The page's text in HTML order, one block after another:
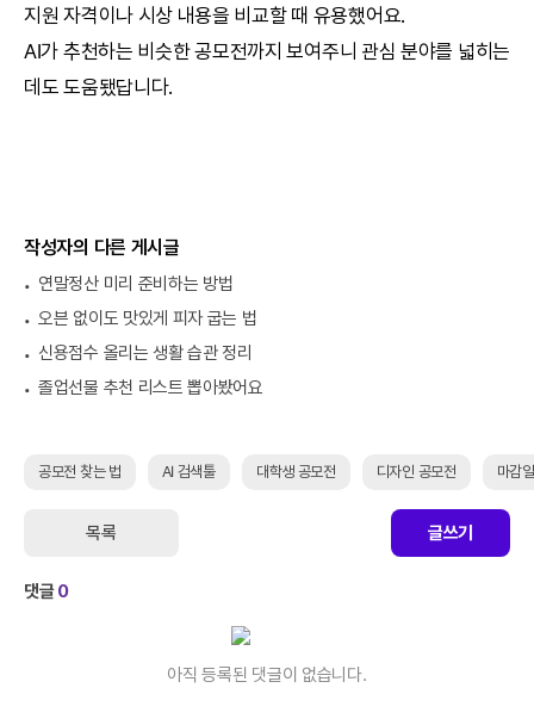
지원 자격이나 시상 내용을 비교할 때 유용했어요.
AI가 추천하는 비슷한 공모전까지 보여주니 관심 분야를 넓히는
데도 도움됐답니다.
작성자의 다른 게시글
연말정산 미리 준비하는 방법
오븐 없이도 맛있게 피자 굽는 법
신용점수 올리는 생활 습관 정리
졸업선물 추천 리스트 뽑아봤어요
공모전 찾는 법 AI 검색툴 대학생 공모전 디자인 공모전 마감
목록 글쓰기
댓글0
아직 등록된 댓글이 없습니다.